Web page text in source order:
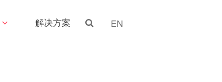
解决方案 EN